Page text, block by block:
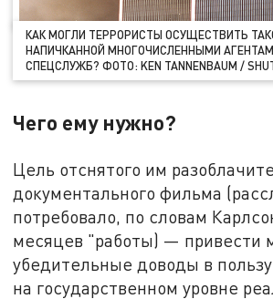
КАК МОГЛИ ТЕРРОРИСТЫ ОСУЩЕСТВИТЬ
НАПИЧКАННОЙ МНОГОЧИСЛЕННЫМИ
СПЕЦСЛУЖБ? ФОТО: KEN TANNENBAUM /
Чего ему нужно?
Цель отснятого им
документального фильма
потребовало, по словам
месяцев "работы) — привести
убедительные доводы в
на государственном уровне